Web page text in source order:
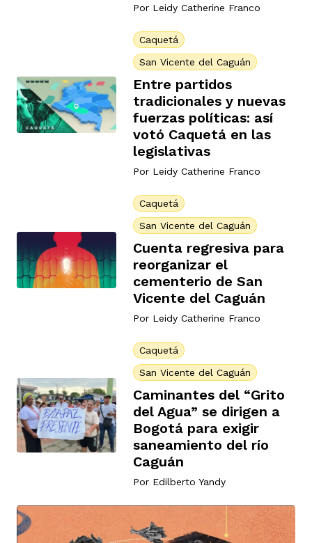
Por Leidy Catherine Franco
Caquetá
San Vicente del Caguán
Entre partidos
tradicionales y nuevas
fuerzas políticas: así
votó Caquetá en las
legislativas
Por Leidy Catherine Franco
Caquetá
San Vicente del Caguán
Cuenta regresiva para
reorganizar el
cementerio de San
Vicente del Caguán
Por Leidy Catherine Franco
Caquetá
San Vicente del Caguán
Caminantes del “Grito
del Agua” se dirigen a
Bogotá para exigir
saneamiento del río
Caguán
Por Edilberto Yandy
del Cesar